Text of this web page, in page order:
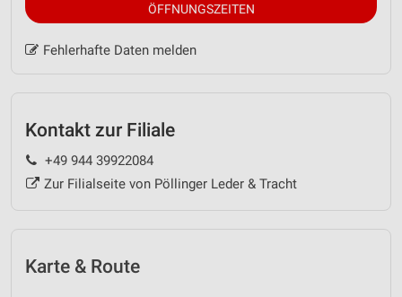
ÖFFNUNGSZEITEN
Fehlerhafte Daten melden
Kontakt zur Filiale
+49 944 39922084
Zur Filialseite von Pöllinger Leder & Tracht
Karte & Route